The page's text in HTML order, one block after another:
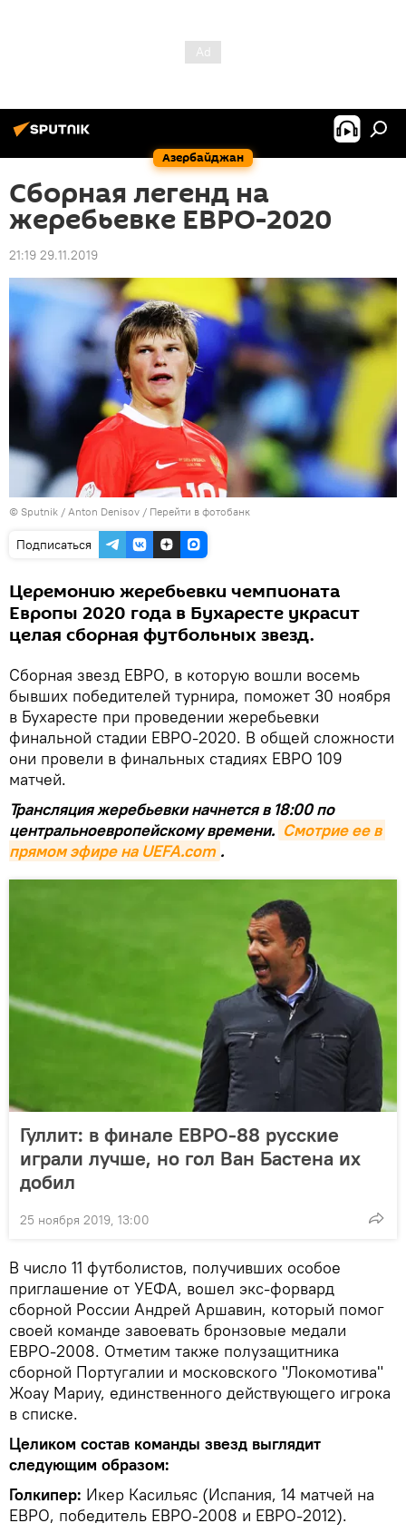
Азербайджан
Сборная легенд на
жеребьевке ЕВРО-2020
21:19 29.11.2019
© Sputnik / Anton Denisov / Перейти в фотобанк
Подписаться
Церемонию жеребьевки чемпионата
Европы 2020 года в Бухаресте украсит
целая сборная футбольных звезд.
Сборная звезд ЕВРО, в которую вошли восемь
бывших победителей турнира, поможет 30 ноября
в Бухаресте при проведении жеребьевки
финальной стадии ЕВРО-2020. В общей сложности
они провели в финальных стадиях ЕВРО 109
матчей.
Трансляция жеребьевки начнется в 18:00 по
центральноевропейскому времени. Смотрие ее в
прямом эфире на UEFA.com .
Гуллит: в финале ЕВРО-88 русские
играли лучше, но гол Ван Бастена их
добил
25 ноября 2019, 13:00
В число 11 футболистов, получивших особое
приглашение от УЕФА, вошел экс-форвард
сборной России Андрей Аршавин, который помог
своей команде завоевать бронзовые медали
ЕВРО-2008. Отметим также полузащитника
сборной Португалии и московского "Локомотива"
Жоау Мариу, единственного действующего игрока
в списке.
Целиком состав команды звезд выглядит
следующим образом:
Голкипер: Икер Касильяс (Испания, 14 матчей на
ЕВРО, победитель ЕВРО-2008 и ЕВРО-2012).